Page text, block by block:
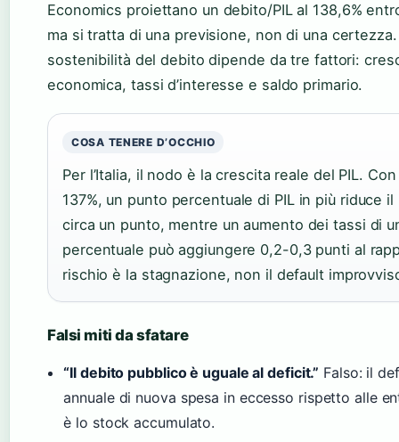
Economics proiettano un debito/PIL al 138,6%
ma si tratta di una previsione, non di una certezza.
sostenibilità del debito dipende da tre fattori:
economica, tassi d’interesse e saldo primario.
COSA TENERE D’OCCHIO
Per l’Italia, il nodo è la crescita reale del PIL.
137%, un punto percentuale di PIL in più riduce
circa un punto, mentre un aumento dei tassi di
percentuale può aggiungere 0,2-0,3 punti al
rischio è la stagnazione, non il default
Falsi miti da sfatare
“Il debito pubblico è uguale al deficit.” Falso: il
annuale di nuova spesa in eccesso rispetto alle
è lo stock accumulato.